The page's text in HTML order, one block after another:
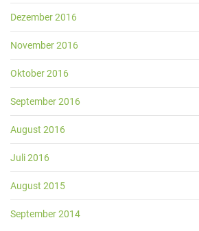
Dezember 2016
November 2016
Oktober 2016
September 2016
August 2016
Juli 2016
August 2015
September 2014